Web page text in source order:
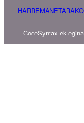
HARREMANETARAKO
CodeSyntax-ek egina